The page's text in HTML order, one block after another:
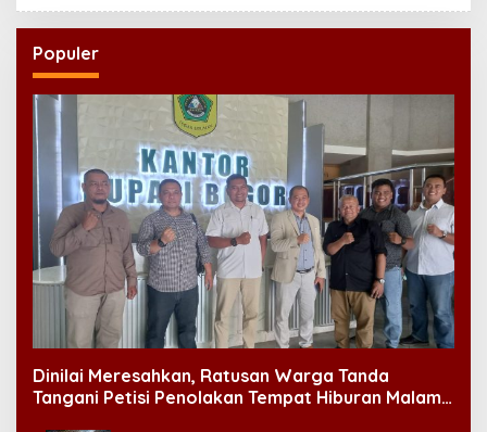
Populer
Dinilai Meresahkan, Ratusan Warga Tanda
Tangani Petisi Penolakan Tempat Hiburan Malam